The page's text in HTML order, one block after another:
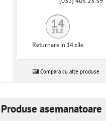
Returnare in 14 zile
Compara cu alte produse
Produse asemanatoare